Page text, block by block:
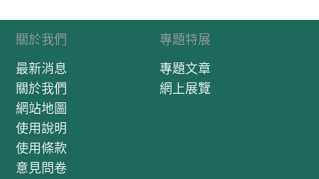
關於我們
最新消息
關於我們
網站地圖
使用說明
使用條款
意見問卷
專題特展
專題文章
網上展覽